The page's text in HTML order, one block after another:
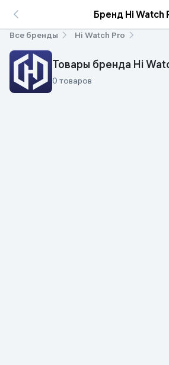
Бренд Hi Watch
Все бренды Hi Watch Pro
Товары бренда Hi
0 товаров